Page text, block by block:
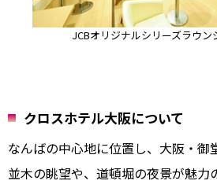
JCBオリジナルシリーズラウン
クロスホテル大阪について
なんばの中心地に位置し、大阪・御
並木の眺望や、道頓堀の夜景が魅力